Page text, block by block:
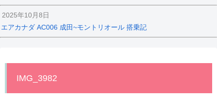
2025年10月8日
エアカナダ AC006 成田~モントリオール 搭乗記
IMG_3982